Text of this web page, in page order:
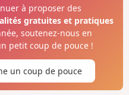
Chaze-de-Peyre et la
à proposer des
gratuites et pratiques
soutenez-nous en
petit coup de pouce !
un coup de pouce